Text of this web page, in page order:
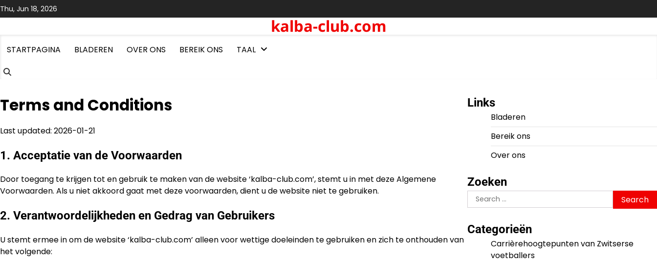
Skip
to
Thu, Jun 18, 2026
kalba-club.com
STARTPAGINA BLADEREN OVER ONS BEREIK ONS TAAL
Terms and Conditions
Last updated: 2026-01-21
1. Acceptatie van de Voorwaarden
Door toegang te krijgen tot en gebruik te maken van de website ‘kalba-club.com’, stemt u in met deze Algemene
Voorwaarden. Als u niet akkoord gaat met deze voorwaarden, dient u de website niet te gebruiken.
2. Verantwoordelijkheden en Gedrag van Gebruikers
U stemt ermee in om de website ‘kalba-club.com’ alleen voor wettige doeleinden te gebruiken en zich te onthouden van
het volgende:
Links
Bladeren
Bereik ons
Over ons
Zoeken
Search
for:
Categorieën
Carrièrehoogtepunten van Zwitserse
voetballers